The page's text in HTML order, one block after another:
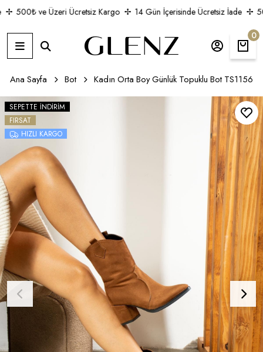
500₺ ve Üzeri Ücretsiz Kargo 14 Gün İçerisinde Ücretsiz İade
0
Ana Sayfa Bot Kadın Orta Boy Günlük Topuklu Bot TS1156
SEPETTE İNDIRIM
FIRSAT
HIZLI KARGO